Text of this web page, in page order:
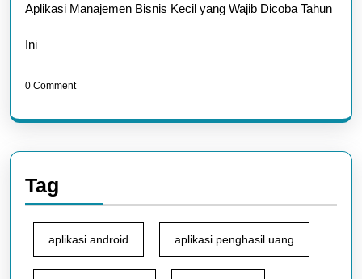
Aplikasi Manajemen Bisnis Kecil yang Wajib Dicoba Tahun
Ini
0 Comment
Tag
aplikasi android aplikasi penghasil uang